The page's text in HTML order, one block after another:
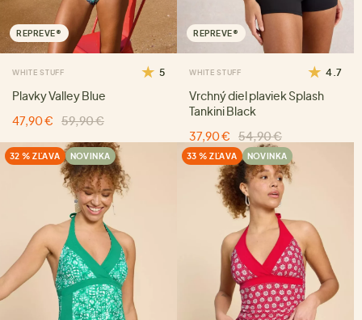
REPREVE®
WHITE STUFF 5
Plavky Valley Blue
47,90 €
59,90 €
REPREVE®
WHITE STUFF 4.7
Vrchný diel plaviek Splash
Tankini Black
37,90 €
54,90 €
32 % ZĽAVA NOVINKA 33 % ZĽAVA NOVINKA